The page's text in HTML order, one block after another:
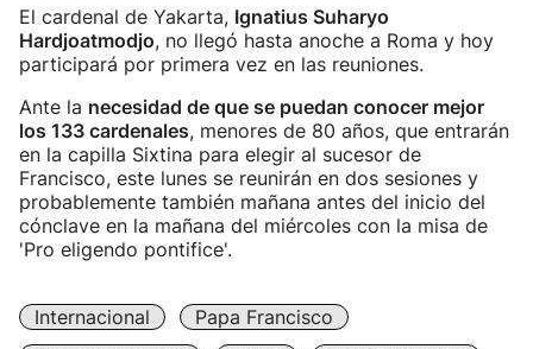
El cardenal de Yakarta, Ignatius Suharyo
Hardjoatmodjo, no llegó hasta anoche a Roma y hoy
participará por primera vez en las reuniones.
Ante la necesidad de que se puedan conocer mejor
los 133 cardenales, menores de 80 años, que entrarán
en la capilla Sixtina para elegir al sucesor de
Francisco, este lunes se reunirán en dos sesiones y
probablemente también mañana antes del inicio del
cónclave en la mañana del miércoles con la misa de
'Pro eligendo pontifice'.
Internacional
Papa Francisco